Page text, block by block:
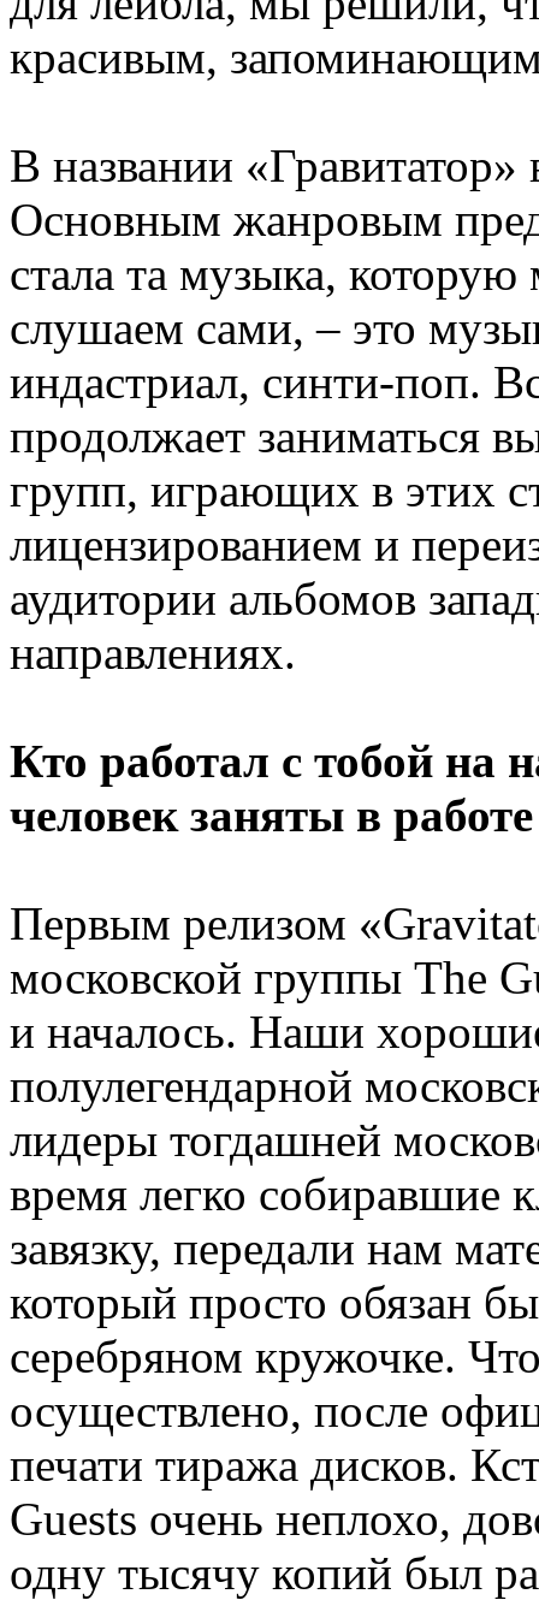
красивым,
В названии «Гравитатор»
Основным жанровым
стала та музыка,
слушаем сами, – это
индастриал, синти-поп.
продолжает заниматься
групп, играющих в этих
лицензированием и
аудитории альбомов
направлениях.
Кто работал с тобой на
человек заняты в
Первым релизом
московской группы The
и началось. Наши
полулегендарной
лидеры тогдашней
время легко собиравшие
завязку, передали нам
который просто обязан
серебряном кружочке.
осуществлено, после
печати тиража дисков.
Guests очень неплохо,
одну тысячу копий был